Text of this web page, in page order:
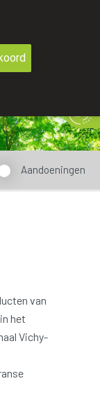
Aandoeningen
van
het
Vichy-